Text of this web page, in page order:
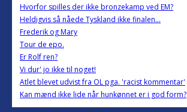
Hvorfor spilles der ikke bronzekamp ved EM?
Heldigvis så nåede Tyskland ikke finalen...
Frederik og Mary
Tour de epo.
Er Rolf ren?
Vi dur' jo ikke til noget!
Atlet blevet udvist fra OL pga. 'racist kommentar'
Kan mænd ikke lide når hunkønnet er i god form?